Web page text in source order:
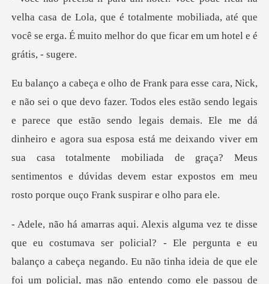
casa de Lola, que é totalmente mobiliada, até que
você se erga
ece que estão sendo legais demais. Ele me dá
dinheiro e agora sua esposa está me deixando viver em
sua casa totalmente mo
icial? - Ele pergunta e eu
balanço a cabeça negando. Eu não tinha ideia de que el